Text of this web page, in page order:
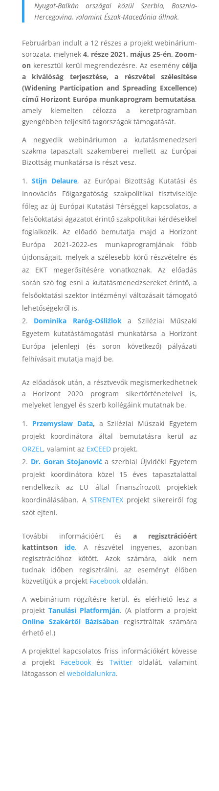
Nyugat-Balkán országai közül Szerbia, Bosznia-
Hercegovina, valamint Észak-Macedónia állnak.
Februárban indult a 12 részes a projekt webinárium-
sorozata, melynek 4. része 2021. május 25-én, Zoom-
onkeresztül kerül megrendezésre. Az eseménycélja
a kiválóság terjesztése, a részvétel szélesítése
(Widening Participation and Spreading Excellence)
című Horizont Európa munkaprogram bemutatása,
amely kiemelten célozza a keretprogramban
gyengébben teljesítő tagországok támogatását.
A negyedik webináriumon a kutatásmenedzseri
szakma tapasztalt szakemberei mellett az Európai
Bizottság munkatársa is részt vesz.
Stijn Delaure, az Európai Bizottság Kutatási és
Innovációs Főigazgatóság szakpolitikai tisztviselője
főleg az új Európai Kutatási Térséggel kapcsolatos, a
felsőoktatási ágazatot érintő szakpolitikai kérdésekkel
foglalkozik. Az előadó bemutatja majd a Horizont
Európa 2021-2022-es munkaprogramjának főbb
újdonságait, melyek a szélesebb körű részvételre és
az EKT megerősítésére vonatkoznak. Az előadás
során szó fog esni a kutatásmenedzsereket érintő, a
felsőoktatási szektor intézményi változásait támogató
lehetőségekről is.
Dominika Raróg-Ośliźloka Sziléziai Műszaki
Egyetem kutatástámogatási munkatársa a Horizont
Európa jelenlegi (és soron következő) pályázati
felhívásait mutatja majd be.
Az előadások után, a résztvevők megismerkedhetnek
a Horizont 2020 program sikertörténeteivel is,
melyeket lengyel és szerb kollégáink mutatnak be.
Przemyslaw Data, a Sziléziai Műszaki Egyetem
projekt koordinátora által bemutatásra kerül az
ORZEL, valamint az ExCEEDprojekt.
Dr. Goran Stojanovića szerbiai Újvidéki Egyetem
projekt koordinátora közel 15 éves tapasztalattal
rendelkezik az EU által finanszírozott projektek
koordinálásában. A STRENTEXprojekt sikereiről fog
szót ejteni.
További információért ésa regisztrációért
kattintson ide. A részvétel ingyenes, azonban
regisztrációhoz kötött. Azok számára, akik nem
tudnak időben regisztrálni, az eseményt élőben
közvetítjük a projekt Facebookoldalán.
A webinárium rögzítésre kerül, és elérhető lesz a
projekt Tanulási Platformján. (A platform a projekt
Online Szakértői Bázisában regisztráltak számára
érhető el.)
A projekttel kapcsolatos friss információkért kövesse
a projekt FacebookésTwitter oldalát, valamint
látogasson el weboldalunkra.